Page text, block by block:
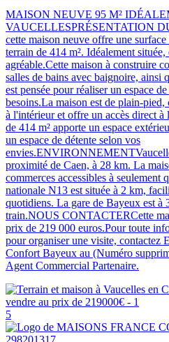
MAISON NEUVE 95 M²
VAUCELLESPRÉSENTATION
cette maison neuve offre une
terrain de 414 m². Idéalement
agréable.Cette maison à construire
salles de bains avec baignoire,
est pensée pour réaliser un espace
besoins.La maison est de plain-
à l'intérieur et offre un accès direct à
de 414 m² apporte un espace
un espace de détente selon vos
proximité de Caen, à 28 km. La
commerces accessibles à seulement
nationale N13 est située à 2 km,
quotidiens. La gare de Bayeux est à
train.NOUS CONTACTERCette
prix de 219 000 euros.Pour toute
pour organiser une visite, contactez
Confort Bayeux au (Numéro
Agent Commercial Partenaire.
5